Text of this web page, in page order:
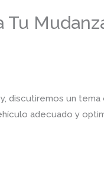
Tu
discutiremos un tema
adecuado y